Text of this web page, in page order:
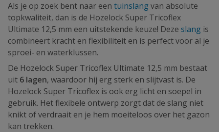
Als je op zoek bent naar een tuinslangvan absolute
topkwaliteit, dan is de Hozelock Super Tricoflex
Ultimate 12,5 mm een uitstekende keuze! Deze slang is
combineert kracht en flexibiliteit en is perfect voor al je
sproei- en waterklussen.
De Hozelock Super Tricoflex Ultimate 12,5 mm bestaat
uit 6 lagen, waardoor hij erg sterk en slijtvast is. De
Hozelock Super Tricoflex is ook erg licht en soepel in
gebruik. Het flexibele ontwerp zorgt dat de slang niet
knikt of verdraait en je hem moeiteloos over het gazon
kan trekken.